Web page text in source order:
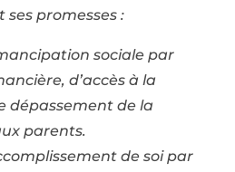
promesses :
sociale par
d’accès à la
dépassement de la
parents.
de soi par